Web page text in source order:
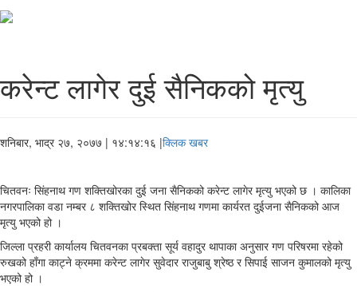
करेन्ट लागेर दुई सैनिकको मृत्यु
शनिबार, भाद्र २७, २०७७ | १४:१४:१६ |क्लिक खबर
चितवनः सिंहनाथ गण शक्तिखोरका दुई जना सैनिकको करेन्ट लागेर मृत्यु भएको छ । कालिका
नगरपालिका वडा नम्बर ८ शक्तिखोर स्थित सिंहनाथ गणमा कार्यरत दुईजना सैनिकको आज
मृत्यु भएको हो ।
जिल्ला प्रहरी कार्यालय चितवनका प्रबक्ता सूर्य वहादुर थापाका अनुसार गण परिषरमा रहेको
रुखको हाँगा काट्ने क्रममा करेन्ट लागेर सुवेदार राजुबाबु श्रेष्ठ र सिपाई साजन कुमालको मृत्यु
भएको हो ।